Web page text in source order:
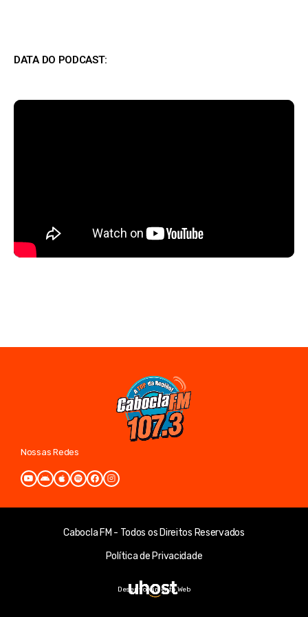
DATA DO PODCAST:
Nossas Redes
Cabocla FM - Todos os Direitos Reservados
Política de Privacidade
Desenvolvimento Web